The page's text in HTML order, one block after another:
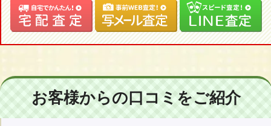
お客様からの口コミをご紹介